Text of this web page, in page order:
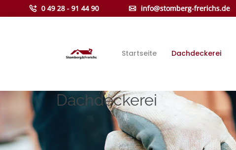
0 49 28 - 91 44 90 info@stomberg-frerichs.de
Startseite Dachdeckerei
Dachdeckerei